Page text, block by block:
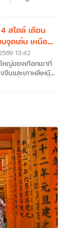
ยวจูไห่และออกไป
งเมืองดูสักครั้ง
ละเมียดละไมของ
ะ ซึ่งเราก็ได้
นใจ พร้อมเปิดลิ
ายทะเลสุดโรแมน
ดั่งปะการังหิมะ
กแก้ว กลายเป็น
าวกับหลุดออกมา
อยู่ สถานที่แห่งนี้
ล็ก ๆ ซึ่งตั้งอยู่ใน
ล้กับเมืองจี๋หลิน
หากคุณเป็นคนที่
องวัฒนธรรมท้อง
วูซงเพื่อสัมผัส
วยตาตัวเองสัก
บรรยายอย่าง
พราะเราได้
ที่ได้ชื่อว่าเป็น
รมชาติที่ห้ามพลาด
สไตล์ เดือน
จุดเด่น เหนือ
13:42
ของเทือกเขาที่
นและเกาหลีเหนือ
างไปสัมผัสความ
อดทั้งปี สถานที่
ที่ขาวโพลนในฤดู
ของทะเลสาบ
าไฟที่สูงที่สุดในจีน
ลี่ยนสีสันไปตาม
นว่าวันนี้เราจะ
แบบครบทุกซอก
ป๋ซานแบบละเอียด
านของฉางไป๋ซาน
กรรมต่าง ๆ เพื่อ
วร์ฉางไป๋ซานได้
รียมตัวให้พร้อม
ที่ภูเขาศักดิ์สิทธิ์